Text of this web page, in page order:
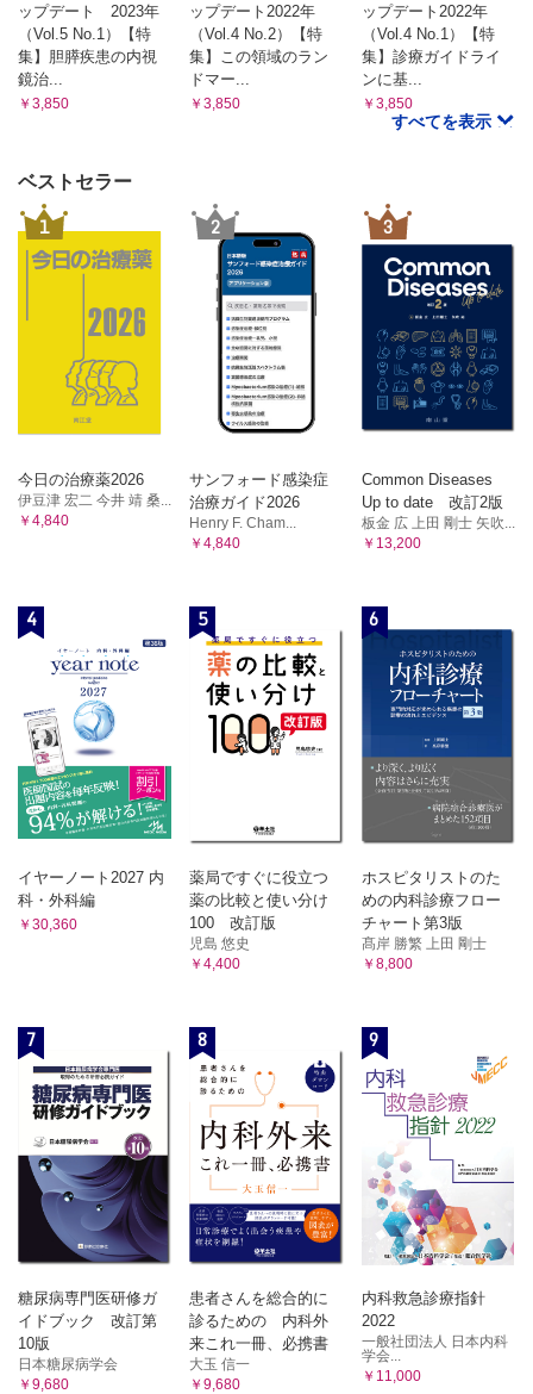
ップデート 2023年
（Vol.5 No.1）【特
集】胆膵疾患の内視
鏡治...
￥3,850
ップデート2022年
（Vol.4 No.2）【特
集】この領域のラン
ドマー...
￥3,850
ップデート2022年
（Vol.4 No.1）【特
集】診療ガイドライ
ンに基...
￥3,850
すべてを表示
ベストセラー
1
今日の治療薬2026
伊豆津 宏二 今井 靖 桑...
￥4,840
2
サンフォード感染症
治療ガイド2026
Henry F. Cham...
￥4,840
3
Common Diseases
Up to date 改訂2版
板金 広 上田 剛士 矢吹...
￥13,200
4
イヤーノート2027 内
科・外科編
￥30,360
5
薬局ですぐに役立つ
薬の比較と使い分け
100 改訂版
児島 悠史
￥4,400
6
ホスピタリストのた
めの内科診療フロー
チャート第3版
髙岸 勝繁 上田 剛士
￥8,800
7
糖尿病専門医研修ガ
イドブック 改訂第
10版
日本糖尿病学会
￥9,680
8
患者さんを総合的に
診るための 内科外
来これ一冊、必携書
大玉 信一
￥9,680
9
内科救急診療指針
2022
一般社団法人 日本内科
学会...
￥11,000